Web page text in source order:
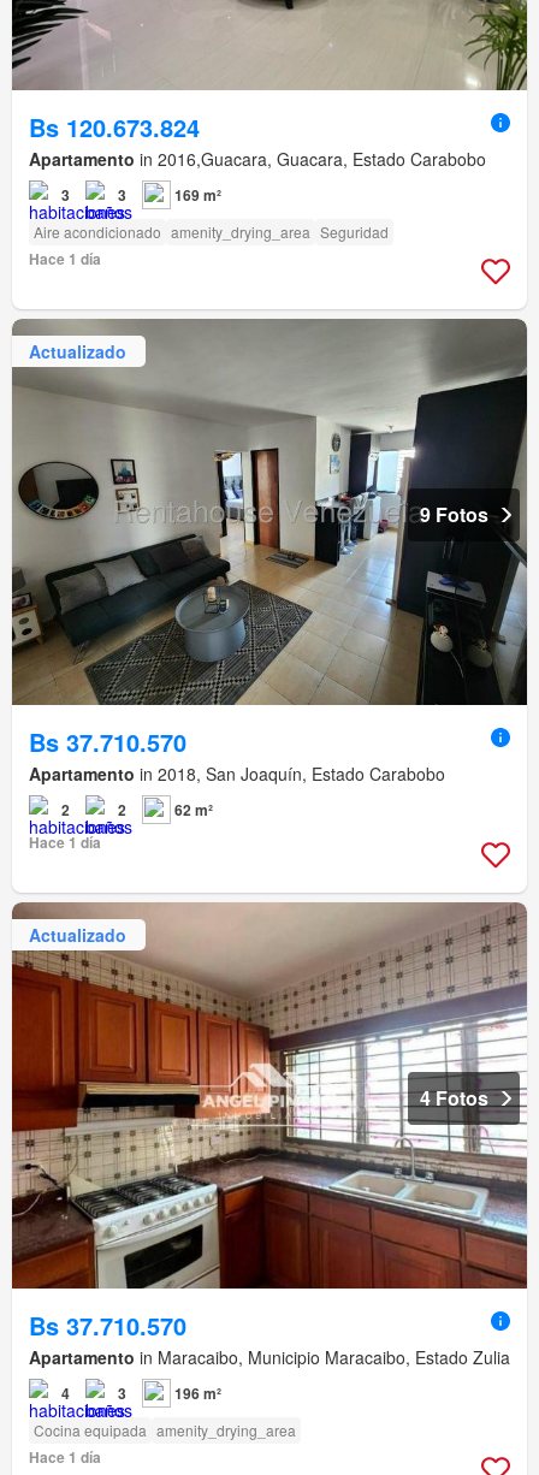
Bs 120.673.824
Apartamento in 2016,Guacara, Guacara, Estado Carabobo
3 3 169 m²
Aire acondicionado amenity_drying_area Seguridad
Hace 1 día
Actualizado
9 Fotos
Bs 37.710.570
Apartamento in 2018, San Joaquín, Estado Carabobo
2 2
62 m²
Hace 1 día
Actualizado
4 Fotos
Bs 37.710.570
Apartamento in Maracaibo, Municipio Maracaibo, Estado Zulia
4 3 196 m²
Cocina equipada amenity_drying_area
Hace 1 día